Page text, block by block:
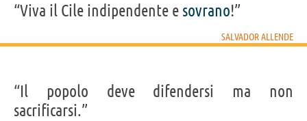
“Viva il Cile indipendente e sovrano!”
SALVADOR ALLENDE
“Il popolo deve difendersi ma non
sacrificarsi.”